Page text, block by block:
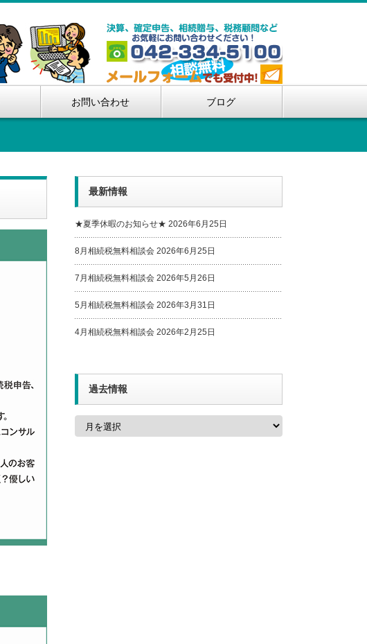
お問い合わせ ブログ
最新情報
★夏季休暇のお知らせ★ 2026年6月25日
8月相続税無料相談会 2026年6月25日
7月相続税無料相談会 2026年5月26日
5月相続税無料相談会 2026年3月31日
4月相続税無料相談会 2026年2月25日
過去情報